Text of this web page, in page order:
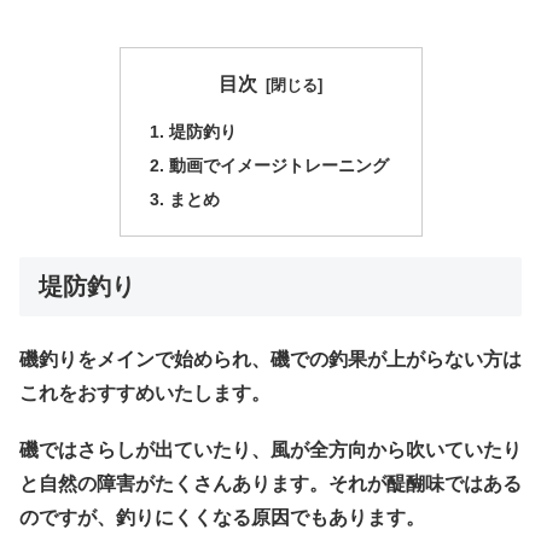
目次
堤防釣り
動画でイメージトレーニング
まとめ
堤防釣り
磯釣りをメインで始められ、磯での釣果が上がらない方は
これをおすすめいたします。
磯ではさらしが出ていたり、風が全方向から吹いていたり
と自然の障害がたくさんあります。それが醍醐味ではある
のですが、釣りにくくなる原因でもあります。